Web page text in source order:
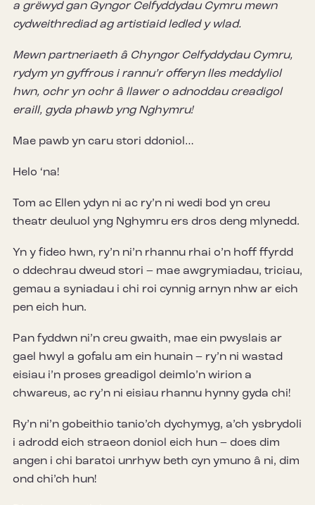
a grëwyd gan Gyngor Celfyddydau Cymru mewn
cydweithrediad ag artistiaid ledled y wlad.
Mewn partneriaeth â Chyngor Celfyddydau Cymru,
rydym yn gyffrous i rannu’r offeryn lles meddyliol
hwn, ochr yn ochr â llawer o adnoddau creadigol
eraill, gyda phawb yng Nghymru!
Mae pawb yn caru stori ddoniol…
Helo ‘na!
Tom ac Ellen ydyn ni ac ry’n ni wedi bod yn creu
theatr deuluol yng Nghymru ers dros deng mlynedd.
Yn y fideo hwn, ry’n ni’n rhannu rhai o’n hoff ffyrdd
o ddechrau dweud stori – mae awgrymiadau, triciau,
gemau a syniadau i chi roi cynnig arnyn nhw ar eich
pen eich hun.
Pan fyddwn ni’n creu gwaith, mae ein pwyslais ar
gael hwyl a gofalu am ein hunain – ry’n ni wastad
eisiau i’n proses greadigol deimlo’n wirion a
chwareus, ac ry’n ni eisiau rhannu hynny gyda chi!
Ry’n ni’n gobeithio tanio’ch dychymyg, a’ch ysbrydoli
i adrodd eich straeon doniol eich hun – does dim
angen i chi baratoi unrhyw beth cyn ymuno â ni, dim
ond chi’ch hun!